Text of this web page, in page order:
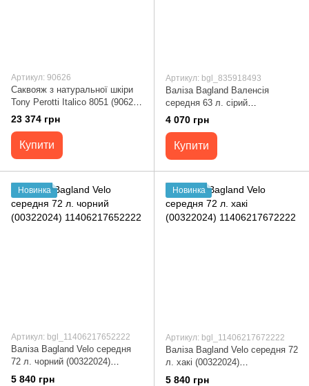
Артикул: 90626
Саквояж з натуральної шкіри
Tony Perotti Italico 8051 (90626)
Коричневий
23 374 грн
Купити
Артикул: bgl_835918493
Валіза Bagland Валенсія
середня 63 л. сірий
(003796624) 835918493
4 070 грн
Купити
Новинка
Артикул: bgl_11406217652222
Валіза Bagland Velo середня
72 л. чорний (00322024)
11406217652222
5 840 грн
Новинка
Артикул: bgl_11406217672222
Валіза Bagland Velo середня 72
л. хакі (00322024)
11406217672222
5 840 грн